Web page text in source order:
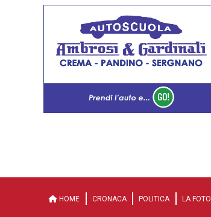
HOME CRONACA POLITICA LA FOTO